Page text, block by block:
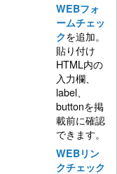
WEBフォ
ームチェッ
クを追加。
貼り付け
HTML内の
入力欄、
label、
buttonを掲
載前に確認
できます。
WEBリン
クチェック